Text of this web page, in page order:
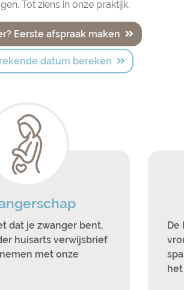
Tot ziens in onze praktijk.
Eerste afspraak maken
datum bereken
dat je zwanger bent,
huisarts verwijsbrief
met onze
De